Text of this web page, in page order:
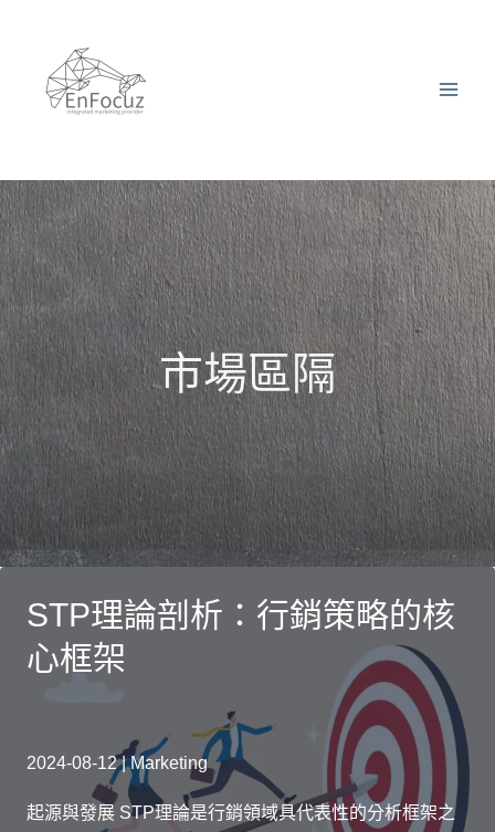
市場區隔
STP理論剖析：行銷策略的核
心框架
2024-08-12|Marketing
起源與發展 STP理論是行銷領域具代表性的分析框架之